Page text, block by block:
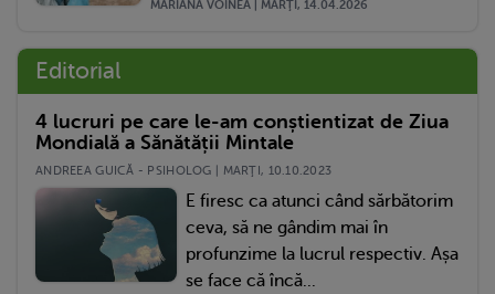
MARIANA VOINEA | MARŢI, 14.04.2026
Editorial
4 lucruri pe care le-am conștientizat de Ziua
Mondială a Sănătății Mintale
ANDREEA GUICĂ - PSIHOLOG | MARŢI, 10.10.2023
E firesc ca atunci când sărbătorim
ceva, să ne gândim mai în
profunzime la lucrul respectiv. Așa
se face că încă...